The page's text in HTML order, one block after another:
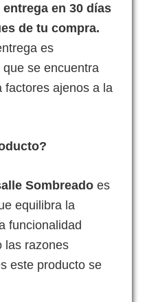
en 30 días
de tu compra.
es
se encuentra
factores ajenos a la
Sombreado es
equilibra la
funcionalidad
las razones
este producto se